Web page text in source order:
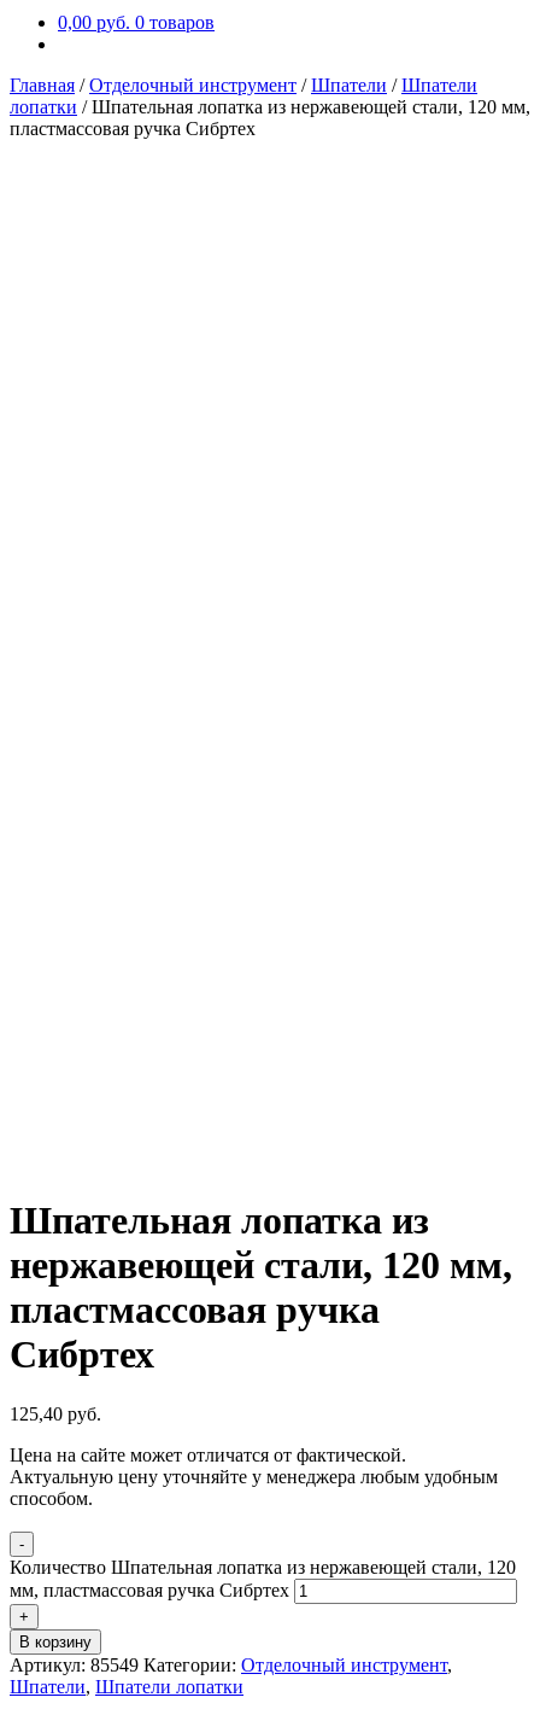
0,00 руб. 0 товаров
Главная /Отделочный инструмент /Шпатели /Шпатели
лопатки /Шпательная лопатка из нержавеющей стали, 120 мм,
пластмассовая ручка Сибртех
Шпательная лопатка из
нержавеющей стали, 120 мм,
пластмассовая ручка
Сибртех
125,40 руб.
Цена на сайте может отличатся от фактической.
Актуальную цену уточняйте у менеджера любым удобным
способом.
-
Количество Шпательная лопатка из нержавеющей стали, 120
мм, пластмассовая ручка Сибртех
+
В корзину
Артикул: 85549 Категории: Отделочный инструмент,
Шпатели, Шпатели лопатки